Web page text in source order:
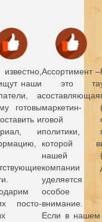
наши
а
готовы
и
и
посто-
Ассортимент –
это та
составляющая
маркетин-
говой
политики,
которой в
нашей
компании
уделяется
особое
внимание.
Если в нашем